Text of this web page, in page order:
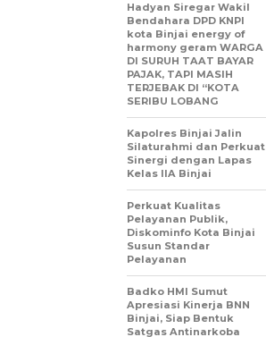
Hadyan Siregar Wakil
Bendahara DPD KNPI
kota Binjai energy of
harmony geram WARGA
DI SURUH TAAT BAYAR
PAJAK, TAPI MASIH
TERJEBAK DI “KOTA
SERIBU LOBANG
Kapolres Binjai Jalin
Silaturahmi dan Perkuat
Sinergi dengan Lapas
Kelas IIA Binjai
Perkuat Kualitas
Pelayanan Publik,
Diskominfo Kota Binjai
Susun Standar
Pelayanan
Badko HMI Sumut
Apresiasi Kinerja BNN
Binjai, Siap Bentuk
Satgas Antinarkoba